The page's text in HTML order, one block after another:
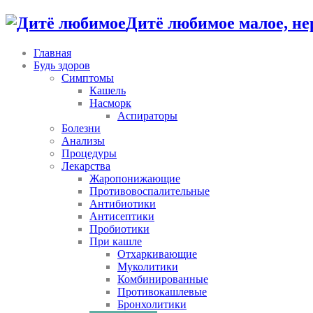
Дитё любимое малое,
Главная
Будь здоров
Симптомы
Кашель
Насморк
Аспираторы
Болезни
Анализы
Процедуры
Лекарства
Жаропонижающие
Противовоспалительные
Антибиотики
Антисептики
Пробиотики
При кашле
Отхаркивающие
Муколитики
Комбинированные
Противокашлевые
Бронхолитики